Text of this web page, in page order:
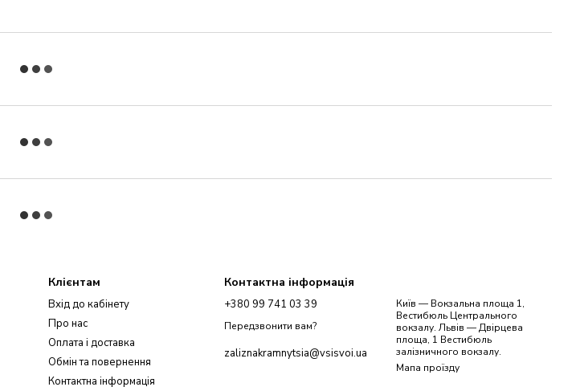
Клієнтам
Вхід до кабінету
Про нас
Оплата і доставка
Обмін та повернення
Контактна інформація
Контактна інформація
+380 99 741 03 39
Передзвонити вам?
zaliznakramnytsia@vsisvoi.ua
Київ — Вокзальна площа 1,
Вестибюль Центрального
вокзалу. Львів — Двірцева
площа, 1 Вестибюль
залізничного вокзалу.
Мапа проїзду